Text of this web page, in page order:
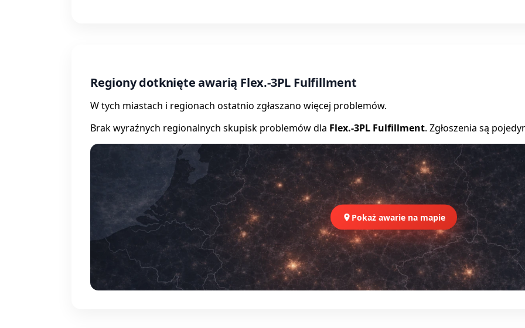
Regiony dotknięte awarią Flex.-3PL Fulfillment
W tych miastach i regionach ostatnio zgłaszano więcej problemów.
Brak wyraźnych regionalnych skupisk problemów dla Flex.-3PL Fulfillment. Zgłoszenia są
Pokaż awarie na mapie